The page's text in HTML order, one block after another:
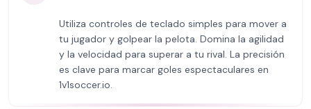
Utiliza controles de teclado simples para mover a
tu jugador y golpear la pelota. Domina la agilidad
y la velocidad para superar a tu rival. La precisión
es clave para marcar goles espectaculares en
1v1soccer.io.